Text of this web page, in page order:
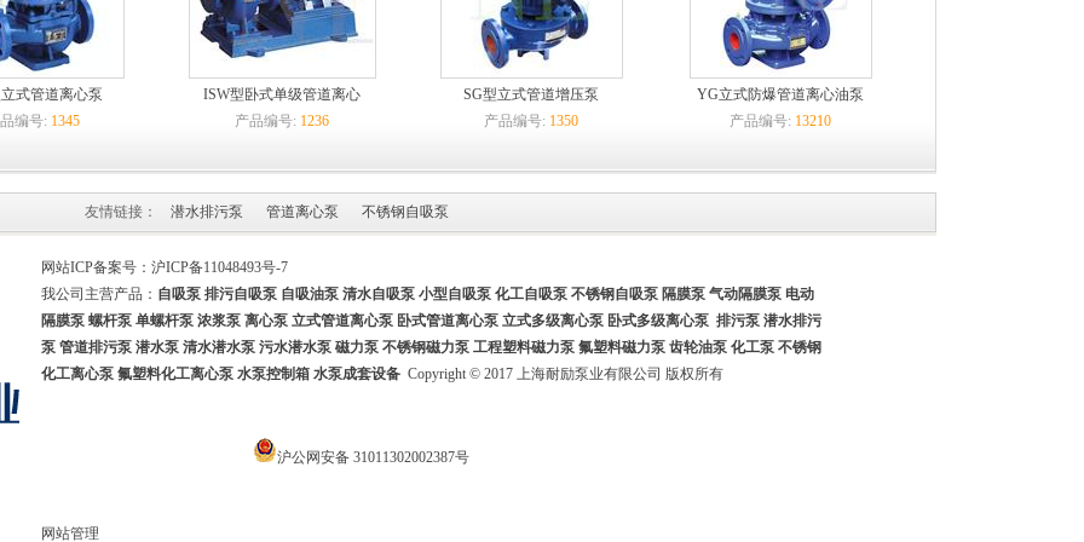
式管道离心泵
编号: 1345
ISW型卧式单级管道离心
产品编号: 1236
SG型立式管道增压泵
产品编号: 1350
YG立式防爆管道离心油泵
产品编号: 13210
友情链接： 潜水排污泵 管道离心泵 不锈钢自吸泵
网站ICP备案号： 沪ICP备11048493号-7
我公司主营产品： 自吸泵 排污自吸泵 自吸油泵 清水自吸泵 小型自吸泵 化工自吸泵 不锈钢自吸泵 隔膜泵 气动隔膜泵 电动
隔膜泵 螺杆泵 单螺杆泵 浓浆泵 离心泵 立式管道离心泵 卧式管道离心泵 立式多级离心泵 卧式多级离心泵 排污泵 潜水排污
泵 管道排污泵 潜水泵 清水潜水泵 污水潜水泵 磁力泵 不锈钢磁力泵 工程塑料磁力泵 氟塑料磁力泵 齿轮油泵 化工泵 不锈钢
化工离心泵 氟塑料化工离心泵 水泵控制箱 水泵成套设备 Copyright © 2017 上海耐励泵业有限公司 版权所有
沪公网安备 31011302002387号
网站管理